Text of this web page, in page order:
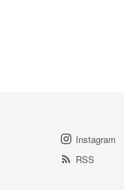
Instagram
RSS